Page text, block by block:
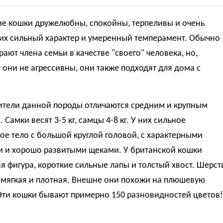
кошки дружелюбны, спокойны, терпеливы и очень
сильный характер и умеренный темперамент. Обычно
члена семьи в качестве "своего" человека, но,
они не агрессивны, они также подходят для дома с
данной породы отличаются средним и крупным
весят 3-5 кг, самцы 4-8 кг. У них сильное
тело с большой круглой головой, с характерными
и хорошо развитыми щеками. У британской кошки
фигура, короткие сильные лапы и толстый хвост.
мягкая и плотная. Внешне они похожи на плюшевую
кошки бывают примерно 150 разновидностей цветов!